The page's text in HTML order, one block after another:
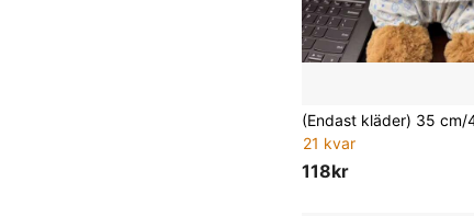
21 kvar
118kr